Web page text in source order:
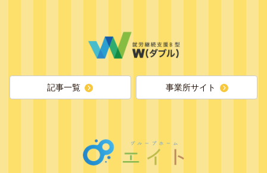
記事一覧 事業所サイト